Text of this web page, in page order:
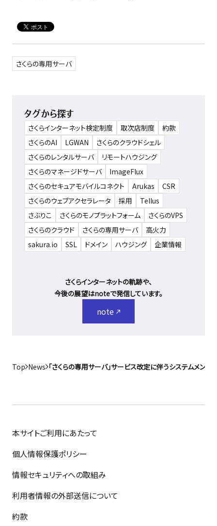
さくらの専用サーバ
タグから探す
さくらインターネット検定制度 取次店制度
約款
さくらのAI
LGWAN
さくらのクラウドシェル
さくらのレンタルサーバ
リモートハウジング
さくらのマネージドサーバ
ImageFlux
さくらのセキュアモバイルコネクト
Arukas
CSR
さくらのウェブアクセラレータ
採用
Tellus
さぶりこ
さくらのモノプラットフォーム
さくらのVPS
さくらのクラウド
さくらの専用サーバ
高火力
sakura.io
SSL ドメイン ハウジング 企業情報
さくらインターネットの軌跡や、
今後の展望はnoteで発信しています。
note
Top News 「さくらの専用サーバ」サービス改定に伴うシステムメンテ
本サイトご利用にあたって
個人情報保護ポリシー
情報セキュリティへの取組み
利用者情報の外部送信について
約款